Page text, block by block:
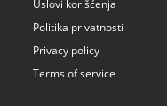
Uslovi korišćenja
Politika privatnosti
Privacy policy
Terms of service